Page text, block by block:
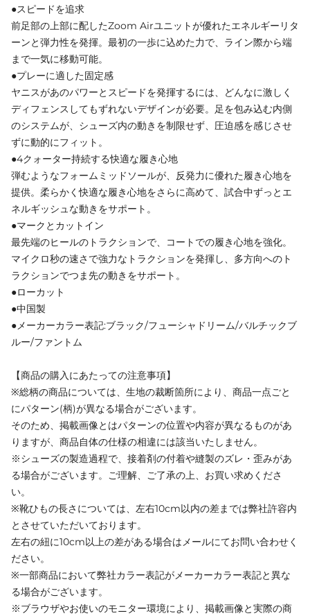
●スピードを追求
前足部の上部に配したZoom Airユニットが優れたエネルギーリタ
ーンと弾力性を発揮。最初の一歩に込めた力で、ライン際から端
まで一気に移動可能。
●プレーに適した固定感
ヤニスがあのパワーとスピードを発揮するには、どんなに激しく
ディフェンスしてもずれないデザインが必要。足を包み込む内側
のシステムが、シューズ内の動きを制限せず、圧迫感を感じさせ
ずに動的にフィット。
●4クォーター持続する快適な履き心地
弾むようなフォームミッドソールが、反発力に優れた履き心地を
提供。柔らかく快適な履き心地をさらに高めて、試合中ずっとエ
ネルギッシュな動きをサポート。
●マークとカットイン
最先端のヒールのトラクションで、コートでの履き心地を強化。
マイクロ秒の速さで強力なトラクションを発揮し、多方向へのト
ラクションでつま先の動きをサポート。
●ローカット
●中国製
●メーカーカラー表記:ブラック/フューシャドリーム/バルチックブ
ルー/ファントム
【商品の購入にあたっての注意事項】
※総柄の商品については、生地の裁断箇所により、商品一点ごと
にパターン(柄)が異なる場合がございます。
そのため、掲載画像とはパターンの位置や内容が異なるものがあ
りますが、商品自体の仕様の相違には該当いたしません。
※シューズの製造過程で、接着剤の付着や縫製のズレ・歪みがあ
る場合がございます。ご理解、ご了承の上、お買い求めくださ
い。
※靴ひもの長さについては、左右10cm以内の差までは弊社許容内
とさせていただいております。
左右の紐に10cm以上の差がある場合はメールにてお問い合わせく
ださい。
※一部商品において弊社カラー表記がメーカーカラー表記と異な
る場合がございます。
※ブラウザやお使いのモニター環境により、掲載画像と実際の商